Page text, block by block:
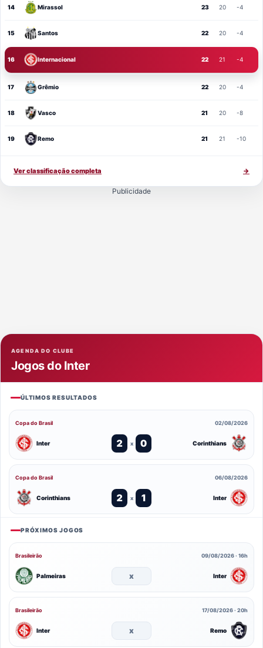
14 Mirassol 23 20 -4
15 Santos 22 20 -4
16 Internacional 22 21 -4
17 Grêmio 22 20 -4
18 Vasco 21 20 -8
19 Remo 21 21 -10
Ver classificação completa →
Publicidade
AGENDA DO CLUBE
Jogos do Inter
ÚLTIMOS RESULTADOS
Copa do Brasil 02/08/2026
Inter 2 x 0 Corinthians
Copa do Brasil 06/08/2026
Corinthians 2 x 1 Inter
PRÓXIMOS JOGOS
Brasileirão 09/08/2026 · 16h
Palmeiras x Inter
Brasileirão 17/08/2026 · 20h
Inter x Remo